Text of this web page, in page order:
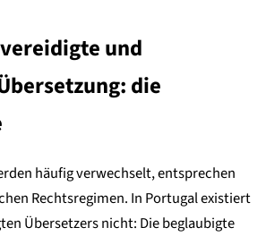
und
die
häufig verwechselt, entsprechen
Rechtsregimen. In Portugal existiert
Übersetzers nicht: Die beglaubigte